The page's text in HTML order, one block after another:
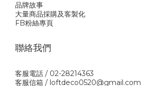
品牌故事
大量商品採購及客製化
FB粉絲專頁
聯絡我們
客服電話 / 02-28214363
客服信箱 / loftdeco0520@gmail.com